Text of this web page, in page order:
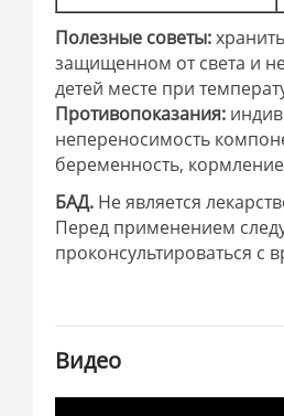
Полезные советы:
защищенном от света и
детей месте при
Противопоказания:
непереносимость
беременность,
БАД. Не является
Перед применением
проконсультироваться с
Видео